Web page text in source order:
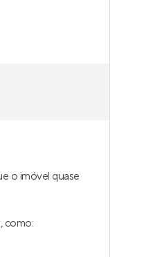
o imóvel quase
como: